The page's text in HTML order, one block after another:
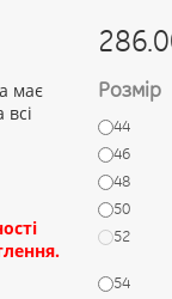
має
Розмір
44
46
48
50
52
54